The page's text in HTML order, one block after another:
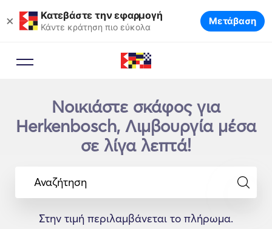
× Κατεβάστε την εφαρμογή
Κάντε κράτηση πιο εύκολα Μετάβαση
Νοικιάστε σκάφος για
Herkenbosch, Λιμβουργία μέσα
σε λίγα λεπτά!
Αναζήτηση
Στην τιμή περιλαμβάνεται το πλήρωμα.